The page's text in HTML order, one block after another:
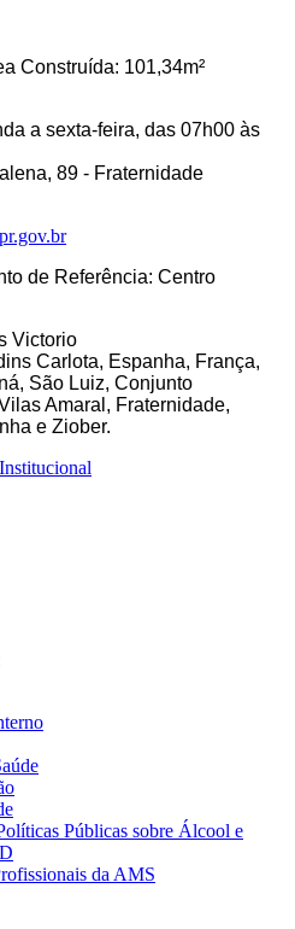
Construída: 101,34m²
a sexta-feira, das 07h00 às
89 - Fraternidade
de Referência: Centro
Victorio
Carlota, Espanha, França,
São Luiz, Conjunto
Amaral, Fraternidade,
e Ziober.
Institucional
Públicas sobre Álcool e
da AMS